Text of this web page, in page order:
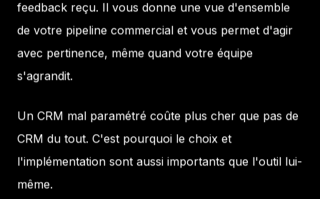
feedback reçu. Il vous donne une vue d'ensemble
de votre pipeline commercial et vous permet d'agir
avec pertinence, même quand votre équipe
s'agrandit.
Un CRM mal paramétré coûte plus cher que pas de
CRM du tout. C'est pourquoi le choix et
l'implémentation sont aussi importants que l'outil lui-
même.